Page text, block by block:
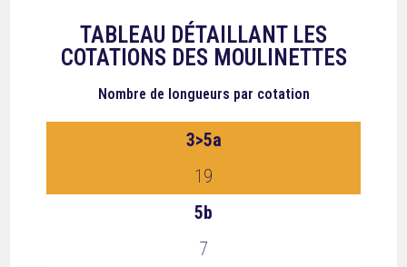
TABLEAU DÉTAILLANT LES
COTATIONS DES MOULINETTES
Nombre de longueurs par cotation
3>5a
19
5b
7